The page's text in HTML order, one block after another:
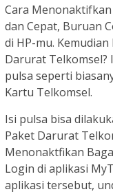
Cara
dan Cepat, Buruan
di HP-mu.
Darurat Telkomsel?
pulsa seperti
Kartu Telkomsel.
Isi pulsa bisa
Paket Darurat
Menonaktfikan
Login di aplikasi
aplikasi tersebut,